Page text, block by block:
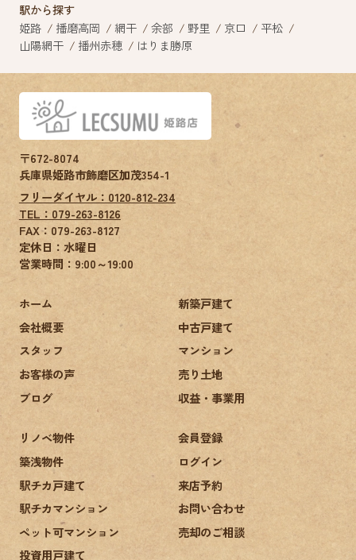
駅から探す
姫路
播磨高岡 網干 余部 野里 京口
平松
山陽網干
播州赤穂 はりま勝原
〒672-8074
兵庫県姫路市飾磨区加茂354-1
フリーダイヤル：0120-812-234
TEL：079-263-8126
FAX： 079-263-8127
定休日：水曜日
営業時間：9:00～19:00
ホーム
会社概要
スタッフ
お客様の声
ブログ
新築戸建て
中古戸建て
マンション
売り土地
収益・事業用
リノベ物件
築浅物件
駅チカ戸建て
駅チカマンション
ペット可マンション
投資用戸建て
会員登録
ログイン
来店予約
お問い合わせ
売却のご相談